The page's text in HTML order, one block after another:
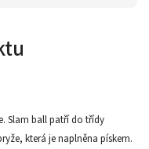
Slam ball patří do třídy
která je naplněna pískem.